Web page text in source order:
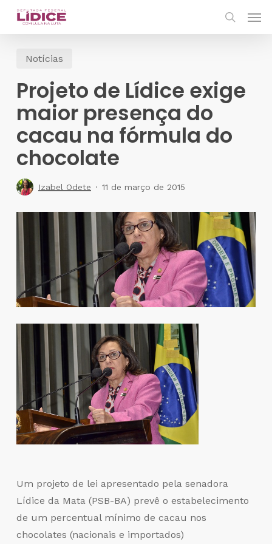
Skip
contentNotícias
Projeto de Lídice exige
maior presença do
cacau na fórmula do
chocolate
Izabel Odete 11 de março de 2015
Um projeto de lei apresentado pela senadora
Lídice da Mata (PSB-BA) prevê o estabelecimento
de um percentual mínimo de cacau nos
chocolates (nacionais e importados)